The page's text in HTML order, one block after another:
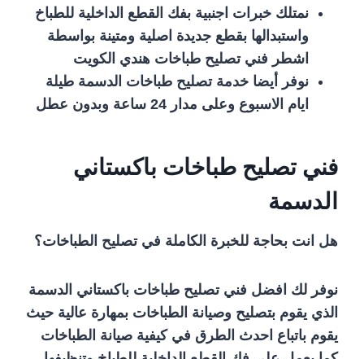
نمتلك خبرات اجنبية بفك القطع الداخلية للطباخ
واستبدالها بقطع جديدة اصلية ومتينة بواسطة
اشطر فني تصليح طباخات هندي الكويت
نوفر أيضا خدمة تصليح طباخات الدسمة طيلة
ايام الاسبوع وعلى مدار 24 ساعة وبدون عطل
فني تصليح طباخات باكستاني
الدسمة
هل انت بحاجة للخبرة الكاملة في تصليح الطباخات؟
نوفر لك افضل فني تصليح طباخات باكستاني الدسمة
الذي يقوم بتصليح وصيانة الطباخات بمهارة عالية حيث
يقوم باتباع احدث الطرق في كيفية صيانة الطباخات